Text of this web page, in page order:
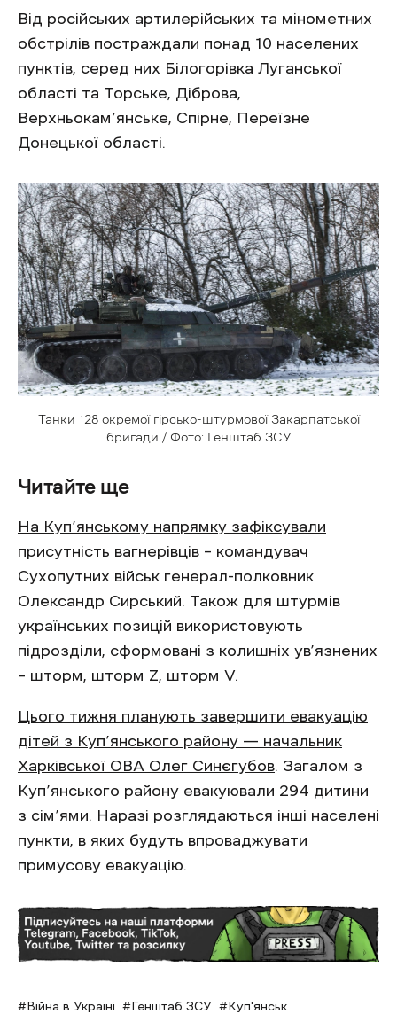
Від російських артилерійських та мінометних
обстрілів постраждали понад 10 населених
пунктів, серед них Білогорівка Луганської
області та Торське, Діброва,
Верхньокам’янське, Спірне, Переїзне
Донецької області.
Танки 128 окремої гірсько-штурмової Закарпатської
бригади / Фото: Генштаб ЗСУ
Читайте ще
На Куп’янському напрямку зафіксували
присутність вагнерівців – командувач
Сухопутних військ генерал-полковник
Олександр Сирський. Також для штурмів
українських позицій використовують
підрозділи, сформовані з колишніх ув’язнених
– шторм, шторм Z, шторм V.
Цього тижня планують завершити евакуацію
дітей з Куп’янського району — начальник
Харківської ОВА Олег Синєгубов. Загалом з
Куп’янського району евакуювали 294 дитини
з сім’ями. Наразі розглядаються інші населені
пункти, в яких будуть впроваджувати
примусову евакуацію.
Війна в Україні Генштаб ЗСУ
Куп'янськ